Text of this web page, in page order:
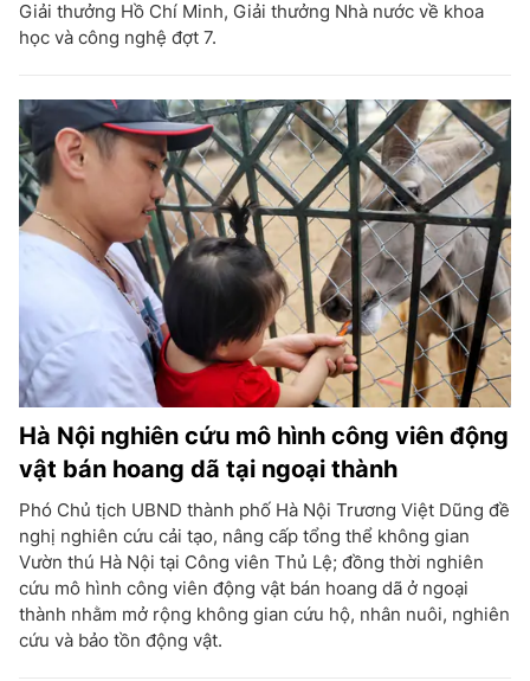
Giải thưởng Hồ Chí Minh, Giải thưởng Nhà nước về khoa
học và công nghệ đợt 7.
Hà Nội nghiên cứu mô hình công viên động
vật bán hoang dã tại ngoại thành
Phó Chủ tịch UBND thành phố Hà Nội Trương Việt Dũng đề
nghị nghiên cứu cải tạo, nâng cấp tổng thể không gian
Vườn thú Hà Nội tại Công viên Thủ Lệ; đồng thời nghiên
cứu mô hình công viên động vật bán hoang dã ở ngoại
thành nhằm mở rộng không gian cứu hộ, nhân nuôi, nghiên
cứu và bảo tồn động vật.